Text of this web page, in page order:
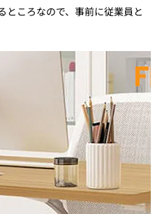
ところなので、事前に従業員と